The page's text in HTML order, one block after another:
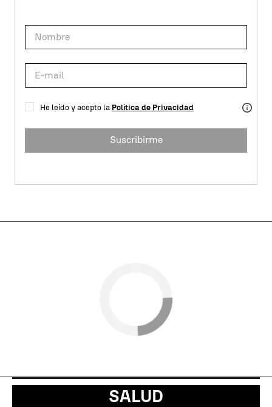
He leído y acepto la Política de Privacidad
Suscribirme
SALUD